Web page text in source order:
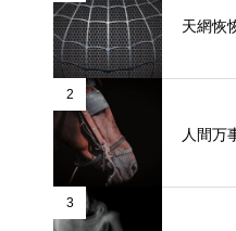
天網恢
2
人間万
3